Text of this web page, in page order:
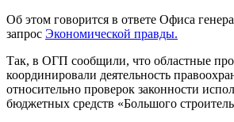
Об этом говорится в ответе Офиса
запрос Экономической правды.
Так, в ОГП сообщили, что областные
координировали деятельность
относительно проверок законности
бюджетных средств «Большого